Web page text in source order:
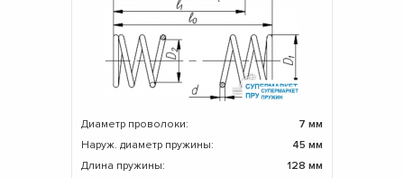
Диаметр проволоки:
7 мм
Наруж. диаметр пружины:
45 мм
Длина пружины:
128 мм